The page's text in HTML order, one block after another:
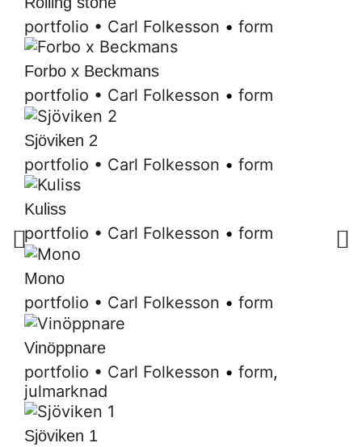
portfolio • Carl Folkesson • form
Forbo x Beckmans
portfolio • Carl Folkesson • form
Sjöviken 2
portfolio • Carl Folkesson • form
Kuliss
portfolio • Carl Folkesson • form
Mono
portfolio • Carl Folkesson • form
Vinöppnare
portfolio • Carl Folkesson • form,
julmarknad
Sjöviken 1